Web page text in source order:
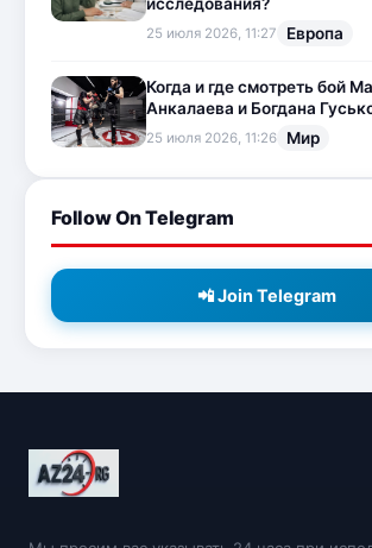
исследования?
25 июля 2026, 11:27 Европа
Когда и где смотреть бой
Анкалаева и Богдана
25 июля 2026, 11:26 Мир
Follow On Telegram
📲 Join Telegram